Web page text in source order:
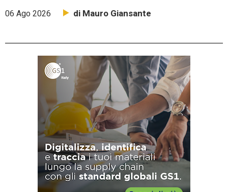
06 Ago 2026 di Mauro Giansante